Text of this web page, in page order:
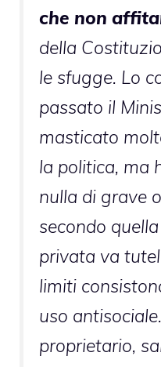
che non
della
le sfugge. Lo
passato il
masticato
la politica, ma
nulla di grave
secondo
privata va
limiti
uso
proprietario,